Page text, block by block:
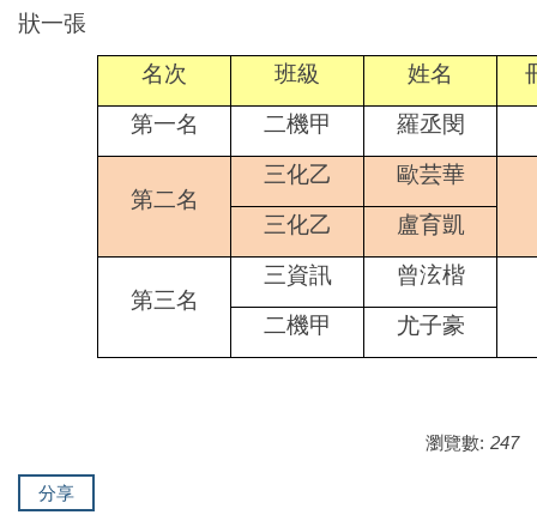
狀一張
名次
班級 姓名
第一名
二機甲 羅丞閔
第二名
三化乙
歐芸華
三化乙
盧育凱
第三名
三資訊
曾泫楷
二機甲
尤子豪
瀏覽數: 247
分享